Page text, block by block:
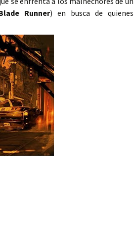
Runner) en busca de quienes